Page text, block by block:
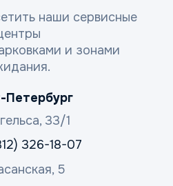
наши сервисные
и зонами
Петербург
33/1
326-18-07
5